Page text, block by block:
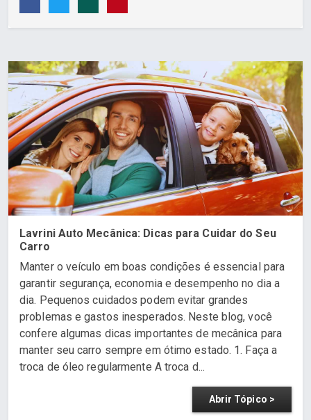
Lavrini Auto Mecânica: Dicas para Cuidar do Seu
Carro
Manter o veículo em boas condições é essencial para
garantir segurança, economia e desempenho no dia a
dia. Pequenos cuidados podem evitar grandes
problemas e gastos inesperados. Neste blog, você
confere algumas dicas importantes de mecânica para
manter seu carro sempre em ótimo estado. 1. Faça a
troca de óleo regularmente A troca d...
Abrir Tópico >